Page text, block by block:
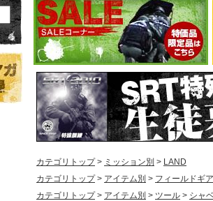
カテゴリトップ> ミッション別 > LAND
カテゴリトップ> アイテム別 > フィールドギ
カテゴリトップ> アイテム別 > ツール > シャ